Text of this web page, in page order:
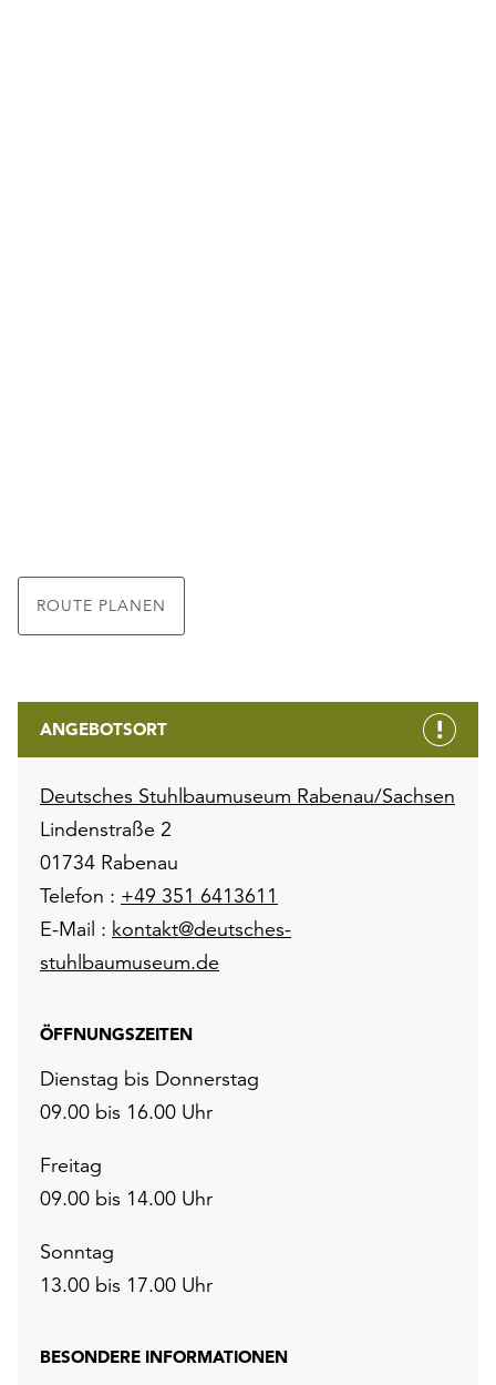
ROUTE PLANEN
ANGEBOTSORT
Deutsches Stuhlbaumuseum Rabenau/Sachsen
Lindenstraße 2
01734 Rabenau
Telefon : +49 351 6413611
E-Mail : kontakt@deutsches-
stuhlbaumuseum.de
ÖFFNUNGSZEITEN
Dienstag bis Donnerstag
09.00 bis 16.00 Uhr
Freitag
09.00 bis 14.00 Uhr
Sonntag
13.00 bis 17.00 Uhr
BESONDERE INFORMATIONEN